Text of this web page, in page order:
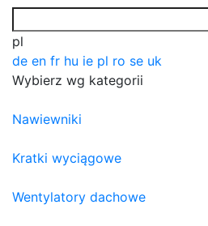
pl
de en fr hu ie pl ro se uk
Wybierz wg kategorii
Nawiewniki
Kratki wyciągowe
Wentylatory dachowe